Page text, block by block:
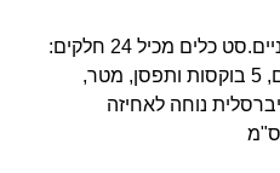
כלים מכיל 24 חלקים: